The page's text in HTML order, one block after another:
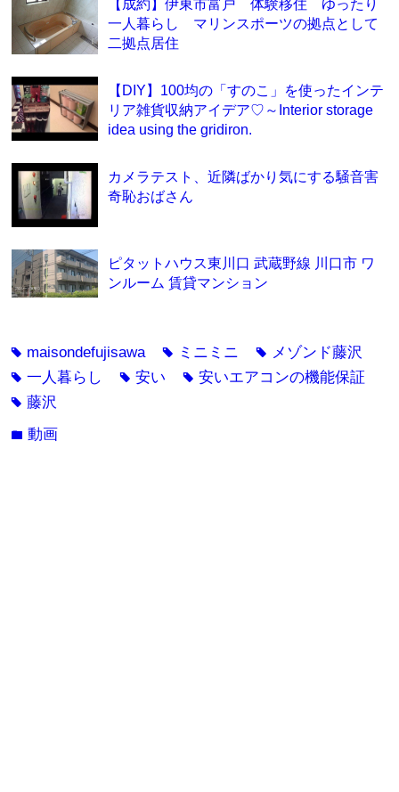
【成約】伊東市富戸 体験移住 ゆったり
一人暮らし マリンスポーツの拠点として
二拠点居住
【DIY】100均の「すのこ」を使ったインテ
リア雑貨収納アイデア♡～Interior storage
idea using the gridiron.
カメラテスト、近隣ばかり気にする騒音害
奇恥おばさん
ピタットハウス東川口 武蔵野線 川口市 ワ
ンルーム 賃貸マンション
tag maisondefujisawa tag ミニミニ tag メゾンド藤沢
tag一人暮らし tag安い tag安いエアコンの機能保証
tag藤沢
folder動画